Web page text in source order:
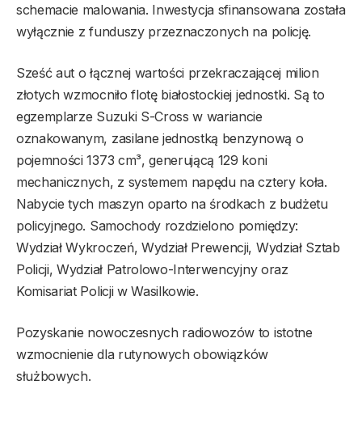
schemacie malowania. Inwestycja sfinansowana została
wyłącznie z funduszy przeznaczonych na policję.
Sześć aut o łącznej wartości przekraczającej milion
złotych wzmocniło flotę białostockiej jednostki. Są to
egzemplarze Suzuki S-Cross w wariancie
oznakowanym, zasilane jednostką benzynową o
pojemności 1373 cm³, generującą 129 koni
mechanicznych, z systemem napędu na cztery koła.
Nabycie tych maszyn oparto na środkach z budżetu
policyjnego. Samochody rozdzielono pomiędzy:
Wydział Wykroczeń, Wydział Prewencji, Wydział Sztab
Policji, Wydział Patrolowo-Interwencyjny oraz
Komisariat Policji w Wasilkowie.
Pozyskanie nowoczesnych radiowozów to istotne
wzmocnienie dla rutynowych obowiązków
służbowych.